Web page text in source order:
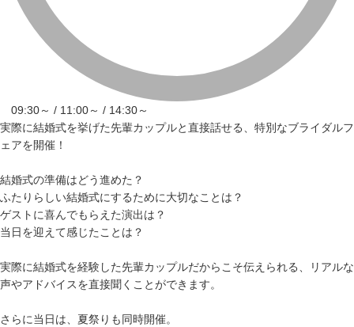
09:30～ / 11:00～ / 14:30～
実際に結婚式を挙げた先輩カップルと直接話せる、特別なブライダルフ
ェアを開催！
結婚式の準備はどう進めた？
ふたりらしい結婚式にするために大切なことは？
ゲストに喜んでもらえた演出は？
当日を迎えて感じたことは？
実際に結婚式を経験した先輩カップルだからこそ伝えられる、リアルな
声やアドバイスを直接聞くことができます。
さらに当日は、夏祭りも同時開催。